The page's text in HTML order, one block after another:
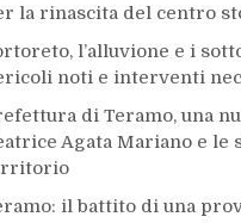
la rinascita del centro
l’alluvione e i
noti e interventi
di Teramo, una
Agata Mariano e le
il battito di una